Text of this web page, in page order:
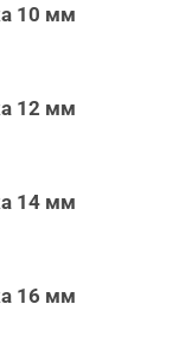
10 мм
12 мм
14 мм
16 мм